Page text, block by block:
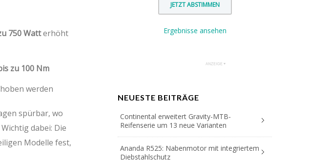
750 Watterhöht
zu 100 Nm
werden
spürbar, wo
dabei: Die
Modelle fest,
Ergebnisse ansehen
NEUESTE BEITRÄGE
Continental erweitert Gravity-MTB-
Reifenserie um 13 neue Varianten
Ananda R525: Nabenmotor mit integriertem
Diebstahlschutz